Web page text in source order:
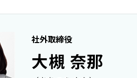
社外取締役
大槻 奈那